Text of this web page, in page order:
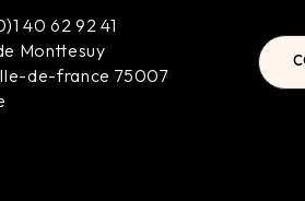
40 62 92 41
Monttesuy
Ile-de-france 75007